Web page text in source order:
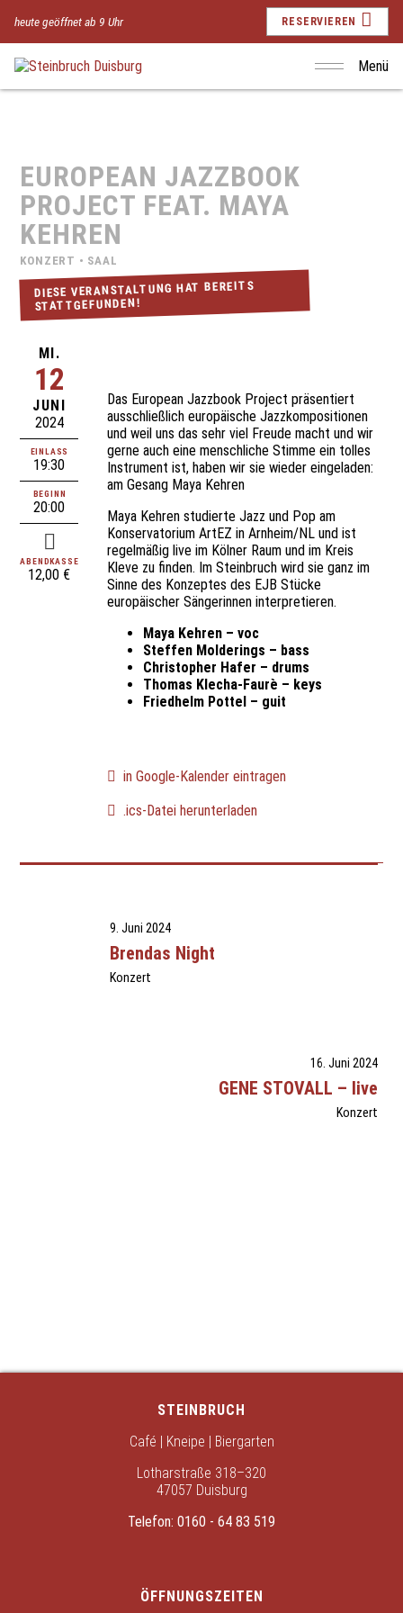
Menü
heute geöffnet ab 9 Uhr RESERVIEREN
EUROPEAN JAZZBOOK
PROJECT FEAT. MAYA
KEHREN
KONZERT • SAAL
DIESE VERANSTALTUNG HAT BEREITS
STATTGEFUNDEN!
MI.
12
JUNI
2024
EINLASS
19:30
BEGINN
20:00
ABENDKASSE
12,00 €
Das European Jazzbook Project präsentiert
ausschließlich europäische Jazzkompositionen
und weil uns das sehr viel Freude macht und wir
gerne auch eine menschliche Stimme ein tolles
Instrument ist, haben wir sie wieder eingeladen:
am Gesang Maya Kehren
Maya Kehren studierte Jazz und Pop am
Konservatorium ArtEZ in Arnheim/NL und ist
regelmäßig live im Kölner Raum und im Kreis
Kleve zu finden. Im Steinbruch wird sie ganz im
Sinne des Konzeptes des EJB Stücke
europäischer Sängerinnen interpretieren.
Maya Kehren – voc
Steffen Molderings – bass
Christopher Hafer – drums
Thomas Klecha-Faurè – keys
Friedhelm Pottel – guit
in Google-Kalender eintragen
.ics-Datei herunterladen
9. Juni 2024
Brendas Night
Konzert
16. Juni 2024
GENE STOVALL – live
Konzert
STEINBRUCH
Café | Kneipe | Biergarten
Lotharstraße 318–320
47057 Duisburg
Telefon: 0160 - 64 83 519
ÖFFNUNGSZEITEN